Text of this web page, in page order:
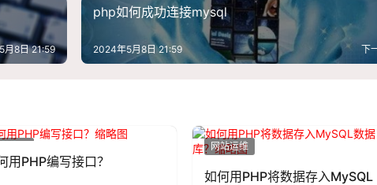
月8日 21:59
php如何成功连接mysql
下
2024年5月8日 21:59
用PHP编写接口？
网站运维
如何用PHP将数据存入MySQL